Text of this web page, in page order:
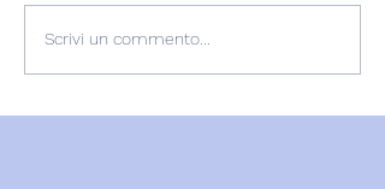
L'ESPERIENZA DI
Scrivi un commento...